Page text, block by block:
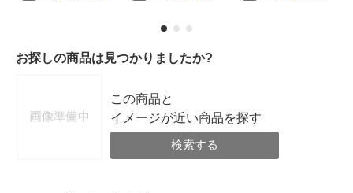
お探しの商品は見つかりましたか?
この商品と
イメージが近い商品を探す
検索する